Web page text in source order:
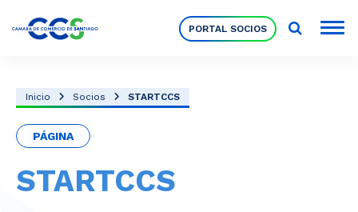
PORTAL SOCIOS
Nuestra Institución
Pilares Estratégicos
Inicio Socios STARTCCS
PÁGINA
STARTCCS